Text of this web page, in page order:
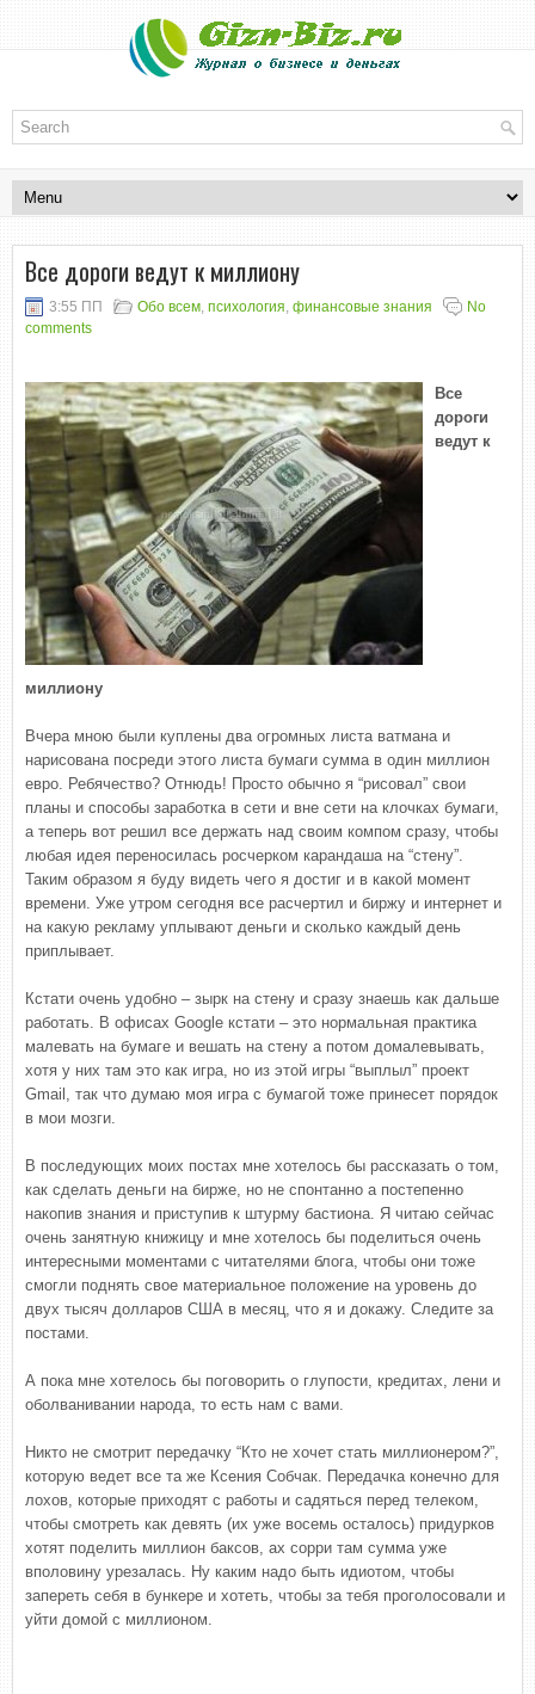
Все дороги ведут к миллиону
3:55 ПП Обо всем, психология, финансовые знания
No
comments
Все
дороги
ведут к
миллиону
Вчера мною были куплены два огромных листа ватмана и
нарисована посреди этого листа бумаги сумма в один миллион
евро. Ребячество? Отнюдь! Просто обычно я “рисовал” свои
планы и способы заработка в сети и вне сети на клочках бумаги,
а теперь вот решил все держать над своим компом сразу, чтобы
любая идея переносилась росчерком карандаша на “стену”.
Таким образом я буду видеть чего я достиг и в какой момент
времени. Уже утром сегодня все расчертил и биржу и интернет и
на какую рекламу уплывают деньги и сколько каждый день
приплывает.
Кстати очень удобно – зырк на стену и сразу знаешь как дальше
работать. В офисах Google кстати – это нормальная практика
малевать на бумаге и вешать на стену а потом домалевывать,
хотя у них там это как игра, но из этой игры “выплыл” проект
Gmail, так что думаю моя игра с бумагой тоже принесет порядок
в мои мозги.
В последующих моих постах мне хотелось бы рассказать о том,
как сделать деньги на бирже, но не спонтанно а постепенно
накопив знания и приступив к штурму бастиона. Я читаю сейчас
очень занятную книжицу и мне хотелось бы поделиться очень
интересными моментами с читателями блога, чтобы они тоже
смогли поднять свое материальное положение на уровень до
двух тысяч долларов США в месяц, что я и докажу. Следите за
постами.
А пока мне хотелось бы поговорить о глупости, кредитах, лени и
оболванивании народа, то есть нам с вами.
Никто не смотрит передачку “Кто не хочет стать миллионером?”,
которую ведет все та же Ксения Собчак. Передачка конечно для
лохов, которые приходят с работы и садяться перед телеком,
чтобы смотреть как девять (их уже восемь осталось) придурков
хотят поделить миллион баксов, ах сорри там сумма уже
вполовину урезалась. Ну каким надо быть идиотом, чтобы
запереть себя в бункере и хотеть, чтобы за тебя проголосовали и
уйти домой с миллионом.